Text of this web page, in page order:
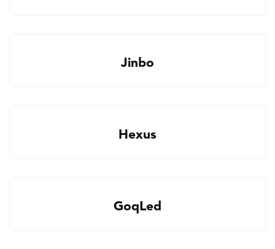
Jinbo
Hexus
GoqLed